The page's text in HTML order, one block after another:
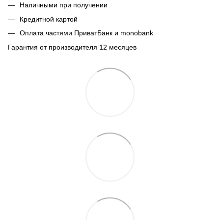
Наличными при получении
Кредитной картой
Оплата частями ПриватБанк и monobank
Гарантия от производителя 12 месяцев